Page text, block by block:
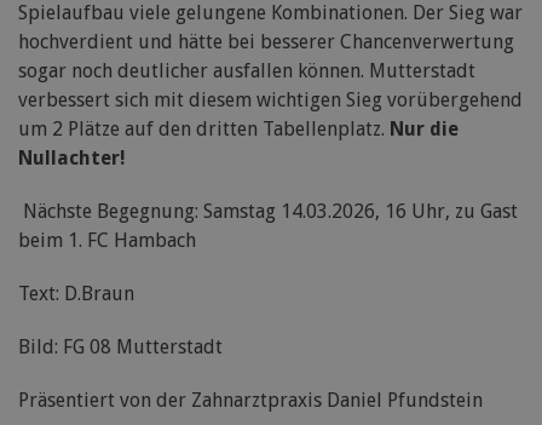
Spielaufbau viele gelungene Kombinationen. Der Sieg war
hochverdient und hätte bei besserer Chancenverwertung
sogar noch deutlicher ausfallen können. Mutterstadt
verbessert sich mit diesem wichtigen Sieg vorübergehend
um 2 Plätze auf den dritten Tabellenplatz. Nur die
Nullachter!
Nächste Begegnung: Samstag 14.03.2026, 16 Uhr, zu Gast
beim 1. FC Hambach
Text: D.Braun
Bild: FG 08 Mutterstadt
Präsentiert von der Zahnarztpraxis Daniel Pfundstein